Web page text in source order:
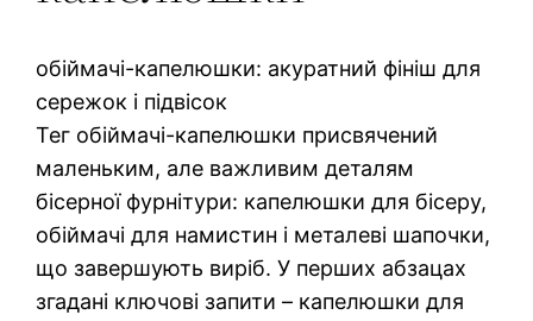
обіймачі-капелюшки: акуратний фініш для
сережок і підвісок
Тег обіймачі-капелюшки присвячений
маленьким, але важливим деталям
бісерної фурнітури: капелюшки для бісеру,
обіймачі для намистин і металеві шапочки,
що завершують виріб. У перших абзацах
згадані ключові запити – капелюшки для